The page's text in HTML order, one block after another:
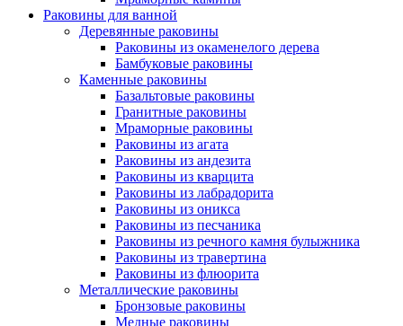
Раковины для ванной
Деревянные раковины
Раковины из окаменелого дерева
Бамбуковые раковины
Каменные раковины
Базальтовые раковины
Гранитные раковины
Мраморные раковины
Раковины из агата
Раковины из андезита
Раковины из кварцита
Раковины из лабрадорита
Раковины из оникса
Раковины из песчаника
Раковины из речного камня булыжника
Раковины из травертина
Раковины из флюорита
Металлические раковины
Бронзовые раковины
Медные раковины